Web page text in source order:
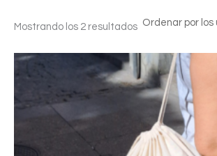
Mostrando los 2 resultadosOrdenado
últimos